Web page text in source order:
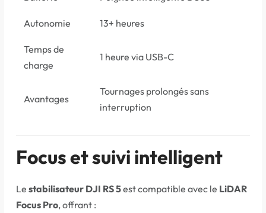
Autonomie 13+ heures
Temps de
charge
1 heure via USB-C
Avantages
Tournages prolongés sans
interruption
Focus et suivi intelligent
Le stabilisateur DJI RS 5est compatible avec le LiDAR
Focus Pro, offrant :